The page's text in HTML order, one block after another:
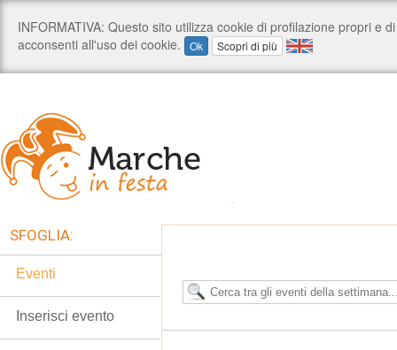
SFOGLIA:
Eventi
Inserisci evento